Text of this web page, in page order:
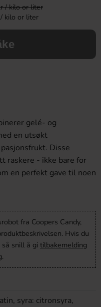
/ kilo or liter
kilo or liter
gelé- og
en utsøkt
Disse
raskere - ikke bare for
en perfekt gave til noen
fra Coopers Candy,
Hvis du
snill å gi tilbakemelding
syra: citronsyra,